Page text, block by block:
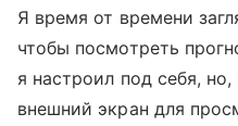
Я время от времени
чтобы посмотреть
я настроил под себя,
внешний экран для